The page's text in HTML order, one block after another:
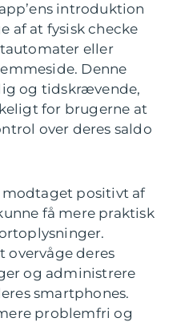
introduktion
af at fysisk checke
eller
Denne
og tidskrævende,
for brugerne at
over deres saldo
modtaget positivt af
få mere praktisk
overvåge deres
og administrere
smartphones.
problemfri og